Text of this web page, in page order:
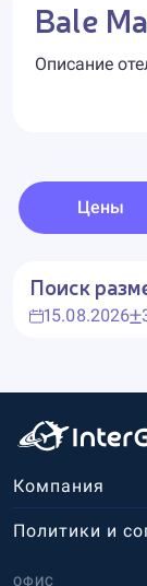
Bale
Описание
Цены
Поиск
15.08.2026
Компания
ОФИС
Политики и